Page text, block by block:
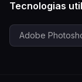
Tecnologias
Adobe